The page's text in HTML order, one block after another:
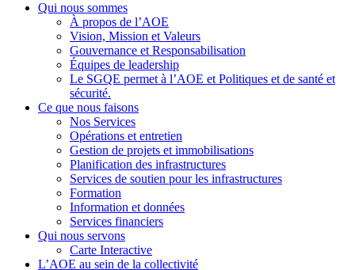
Qui nous sommes
À propos de l’AOE
Vision, Mission et Valeurs
Gouvernance et Responsabilisation
Équipes de leadership
Le SGQE permet à l’AOE et Politiques et de santé et
sécurité.
Ce que nous faisons
Nos Services
Opérations et entretien
Gestion de projets et immobilisations
Planification des infrastructures
Services de soutien pour les infrastructures
Formation
Information et données
Services financiers
Qui nous servons
Carte Interactive
L’AOE au sein de la collectivité